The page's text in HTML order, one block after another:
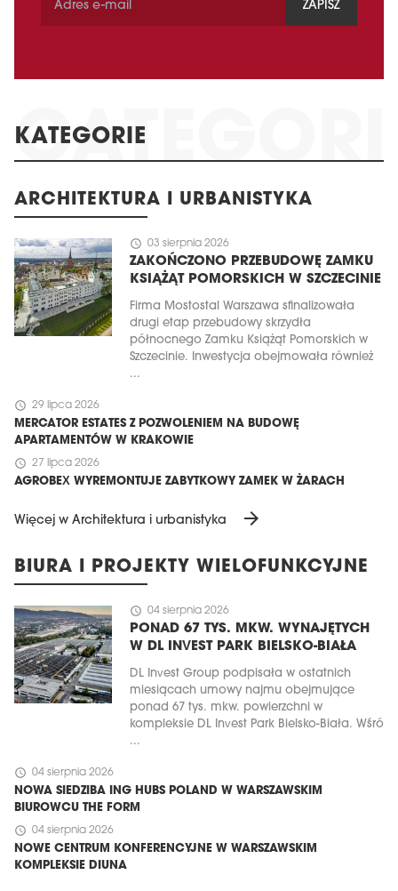
ZAPISZ
KATEGORIE
ARCHITEKTURA I URBANISTYKA
schedule 03 sierpnia 2026
ZAKOŃCZONO PRZEBUDOWĘ ZAMKU
KSIĄŻĄT POMORSKICH W SZCZECINIE
Firma Mostostal Warszawa sfinalizowała
drugi etap przebudowy skrzydła
północnego Zamku Książąt Pomorskich w
Szczecinie. Inwestycja obejmowała również
...
schedule 29 lipca 2026
MERCATOR ESTATES Z POZWOLENIEM NA BUDOWĘ
APARTAMENTÓW W KRAKOWIE
schedule 27 lipca 2026
AGROBEX WYREMONTUJE ZABYTKOWY ZAMEK W ŻARACH
Więcej w Architektura i urbanistyka arrow_forward
BIURA I PROJEKTY WIELOFUNKCYJNE
schedule 04 sierpnia 2026
PONAD 67 TYS. MKW. WYNAJĘTYCH
W DL INVEST PARK BIELSKO-BIAŁA
DL Invest Group podpisała w ostatnich
miesiącach umowy najmu obejmujące
ponad 67 tys. mkw. powierzchni w
kompleksie DL Invest Park Bielsko-Biała. Wśró
...
schedule 04 sierpnia 2026
NOWA SIEDZIBA ING HUBS POLAND W WARSZAWSKIM
BIUROWCU THE FORM
schedule 04 sierpnia 2026
NOWE CENTRUM KONFERENCYJNE W WARSZAWSKIM
KOMPLEKSIE DIUNA